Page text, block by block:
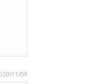
11/09